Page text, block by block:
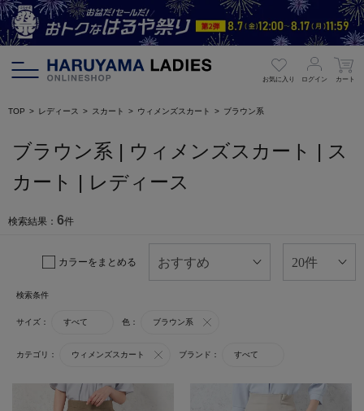
お気に入り ログイン カート
TOP レディース スカート ウィメンズスカート ブラウン系
ブラウン系 | ウィメンズスカート | ス
カート | レディース
検索結果： 6件
カラーをまとめる
検索条件
サイズ： すべて 色： ブラウン系
カテゴリ： ウィメンズスカート ブランド： すべて